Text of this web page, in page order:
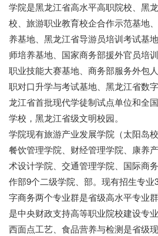
学院是黑龙江省高水平高职院校、黑
校、旅游职业教育校企合作示范基地
养基地、黑龙江省导游员培训考试基
师培养基地、国家商务部援外官员培
职业技能大赛基地、商务部服务外包
职对口升学与考试基地、黑龙江省数
龙江省首批现代学徒制试点单位和全
学校，黑龙江省级文明校园。
学院现有旅游产业发展学院（太阳岛
餐饮管理学院、财经管理学院、康养
术设计学院、交通管理学院、国际商
作部9个二级学院、部。现有招生专
字商务两个专业群是省级高水平专业
是中央财政支持高等职业院校建设专
西面点工艺、食品营养与检测是省级